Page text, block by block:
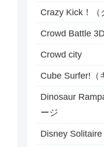
Crazy Kick！（
Crowd Battle
Crowd city
Cube Surfer!（
Dinosaur
ージ
Disney